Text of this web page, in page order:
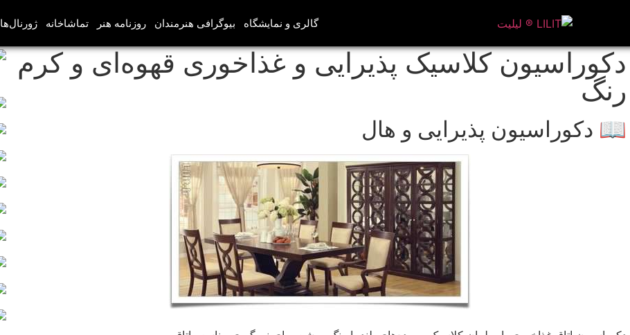
گالری و نمایشگاه بیوگرافی هنرمندان روزنامه هنر تماشاخانه ژورنال‌ها
دکوراسیون کلاسیک پذیرایی و غذاخوری قهوه‌ای و کرم
رنگ
📖 دکوراسیون پذیرایی و هال